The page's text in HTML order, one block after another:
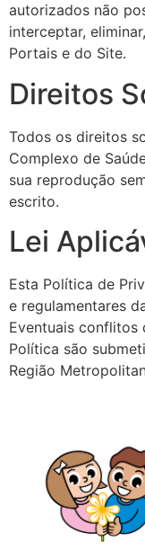
autorizados não
interceptar,
Portais e do Site.
Direitos
Todos os direitos
Complexo de
sua reprodução
escrito.
Lei
Esta Política de
e regulamentares
Eventuais conflitos
Política são
Região